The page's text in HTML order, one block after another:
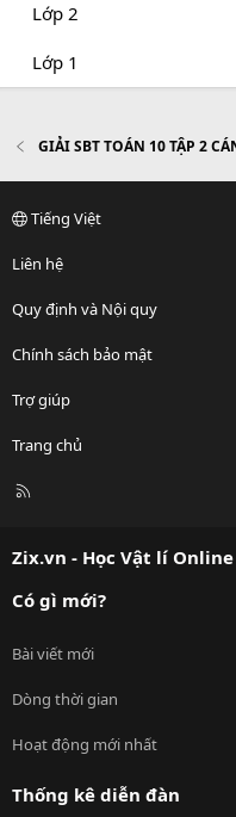
Lớp 2
Lớp 1
GIẢI SBT TOÁN 10 TẬP 2
Tiếng Việt
Liên hệ
Quy định và Nội quy
Chính sách bảo mật
Trợ giúp
Trang chủ
R
Zix.vn - Học Vật lí
Có gì mới?
Bài viết mới
Dòng thời gian
Hoạt động mới nhất
Thống kê diễn đàn